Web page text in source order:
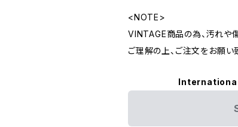
<NOTE>
VINTAGE商品の為、汚れや
ご理解の上、ご注文をお願い